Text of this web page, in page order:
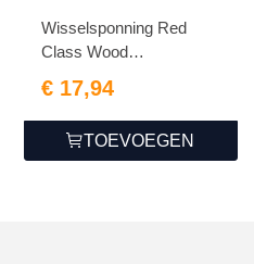
Wisselsponning Red
Class Wood
€ 17,94
TOEVOEGEN